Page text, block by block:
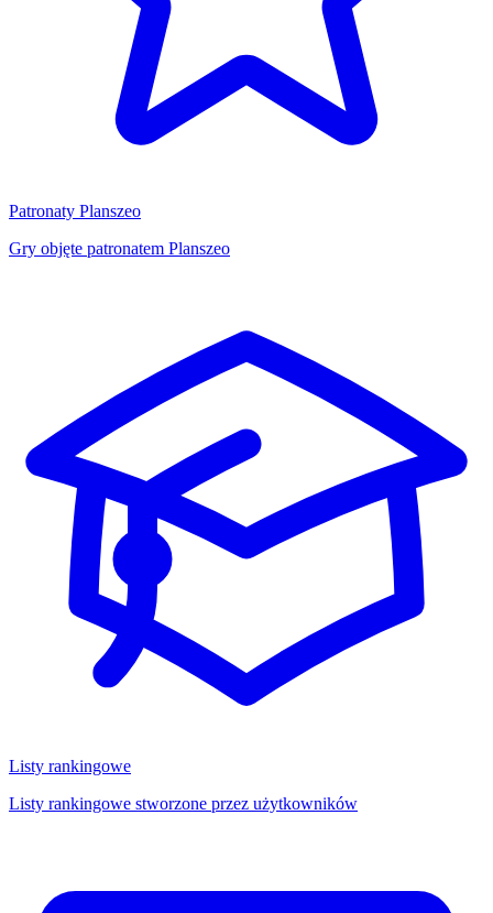
Patronaty Planszeo
Gry objęte patronatem Planszeo
Listy rankingowe
Listy rankingowe stworzone przez użytkowników